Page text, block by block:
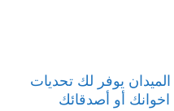
تطبيق Almedan الميدان يوفر لك تحديات
اخوانك أو أصدقائك